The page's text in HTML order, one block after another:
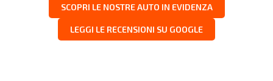
SCOPRI LE NOSTRE AUTO IN EVIDENZA
LEGGI LE RECENSIONI SU GOOGLE